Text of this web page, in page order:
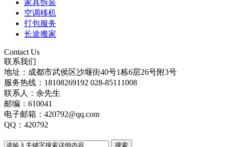
家具拆装
空调移机
打包服务
长途搬家
Contact Us
联系我们
地址：成都市武侯区沙堰街40号1栋6层26号附3号
服务热线：18108269192 028-85111008
联系人：余先生
邮编：610041
电子邮箱：420792@qq.com
QQ：420792